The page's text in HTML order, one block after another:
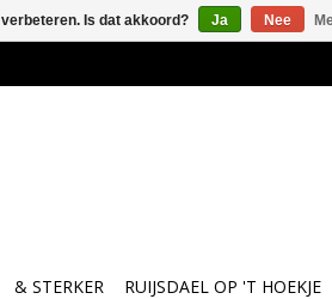
& STERKER RUIJSDAEL OP 'T HOEKJE
Is dat akkoord? Ja Nee